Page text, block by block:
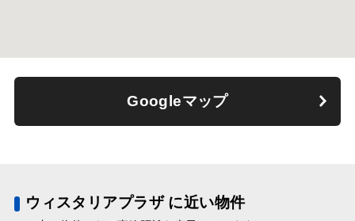
Googleマップ
ウィスタリアプラザ に近い物件